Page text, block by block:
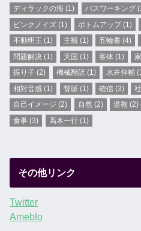
ディラックの海 (1) パスワーキング
ピンクノイズ (1) ボトムアップ(1)
不動明王 (1) 主観(1) 五輪書(4)
問題解決 (1) 天国 (1) 客体 (1)
振り子 (2) 機械翻訳 (1) 水井伸輔
相対音感 (1) 督脈 (1) 確信(3)
自己イメージ (2) 自然(2) 道教 (2)
食事 (3) 高木一行(1)
その他リンク
Twitter
Ameblo